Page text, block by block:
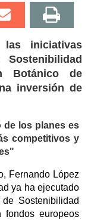
iniciativas
Botánico de
inversión de
de los planes es
competitivos y
Fernando López
ya ha ejecutado
Sostenibilidad
fondos europeos